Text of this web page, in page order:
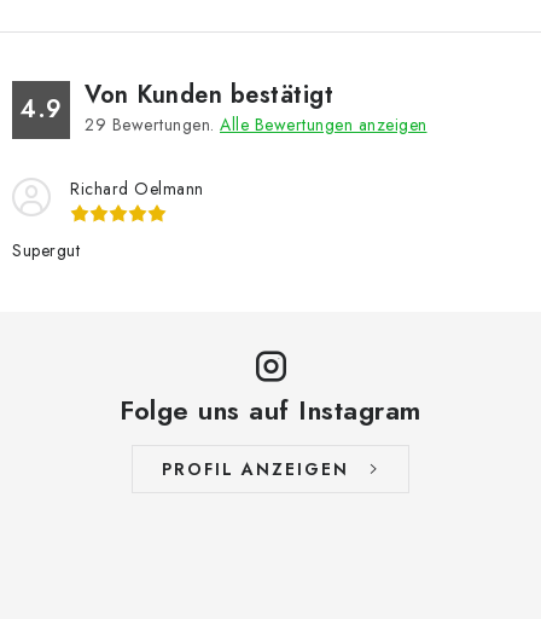
4.9 Von Kunden bestätigt
29 Bewertungen. Alle Bewertungen anzeigen
Richard Oelmann
Supergut
Folge uns auf Instagram
PROFIL ANZEIGEN